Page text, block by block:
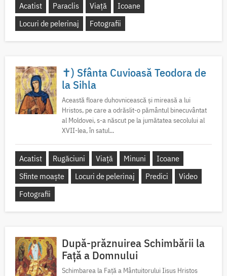
Acatist Paraclis Viață
Icoane
Locuri de pelerinaj
Fotografii
✝) Sfânta Cuvioasă Teodora de
la Sihla
Această floare duhovnicească și mireasă a lui
Hristos, pe care a odrăslit-o pământul binecuvântat
al Moldovei, s-a născut pe la jumătatea secolului al
XVII-lea, în satul...
Acatist Rugăciuni Viață Minuni
Icoane
Sfinte moaște
Locuri de pelerinaj Predici
Video
Fotografii
După-prăznuirea Schimbării la
Față a Domnului
Schimbarea la Față a Mântuitorului Iisus Hristos